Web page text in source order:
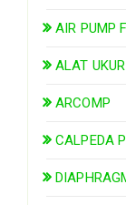
AIR PUMP
ALAT UKUR
ARCOMP
CALPEDA